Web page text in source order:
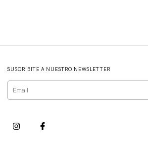
SUSCRIBITE A NUESTRO NEWSLETTER